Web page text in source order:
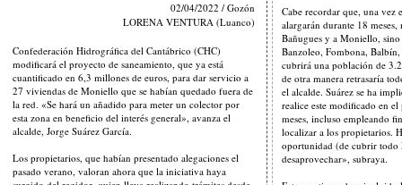
02/04/2022 / Gozón
LORENA VENTURA (Luanco)
Confederación Hidrográfica del Cantábrico (CHC)
modificará el proyecto de saneamiento, que ya está
cuantificado en 6,3 millones de euros, para dar servicio a
27 viviendas de Moniello que se habían quedado fuera de
la red. «Se hará un añadido para meter un colector por
esta zona en beneficio del interés general», avanza el
alcalde, Jorge Suárez García.
Los propietarios, que habían presentado alegaciones el
pasado verano, valoran ahora que la iniciativa haya
Cabe recordar que, una vez
alargarán durante 18
Bañugues y a Moniello, sino
Banzoleo, Fombona,
cubrirá una población de
de otra manera retrasaría
el alcalde. Suárez se ha
realice este modificado en
meses, incluso empleando
localizar a los propietarios.
oportunidad (de cubrir
desaprovechar», subraya.